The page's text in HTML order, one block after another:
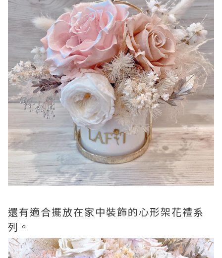
還有適合擺放在家中裝飾的心形架花禮系
列。